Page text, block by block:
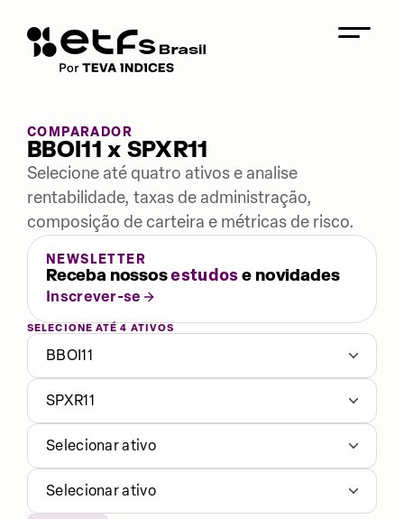
COMPARADOR
BBOI11 x SPXR11
Selecione até quatro ativos e analise
rentabilidade, taxas de administração,
composição de carteira e métricas de risco.
NEWSLETTER
Receba nossosestudose novidades
Inscrever-se
SELECIONE ATÉ 4 ATIVOS
BBOI11
SPXR11
Selecionar ativo
Selecionar ativo